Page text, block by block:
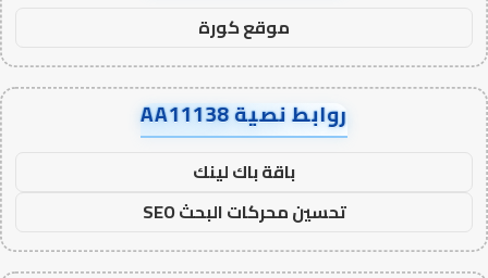
موقع كورة
روابط نصية AA11138
باقة باك لينك
تحسين محركات البحث SEO